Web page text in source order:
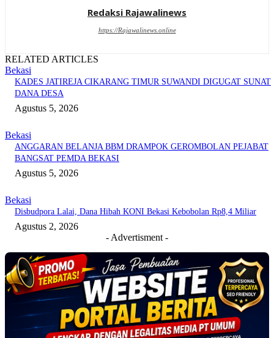
Redaksi Rajawalinews
https://Rajawalinews.online
RELATED ARTICLES
Bekasi
KADES JATIREJA CIKARANG TIMUR SUWANDI DIGUGAT SUNAT
DANA DESA
Agustus 5, 2026
Bekasi
ANGGARAN BELANJA BBM DRAMPOK GEROMBOLAN PEJABAT
BANGSAT PEMDA BEKASI
Agustus 5, 2026
Bekasi
Disbudpora Lalai, Dana Hibah KONI Bekasi Kebobolan Rp8,4 Miliar
Agustus 2, 2026
- Advertisment -